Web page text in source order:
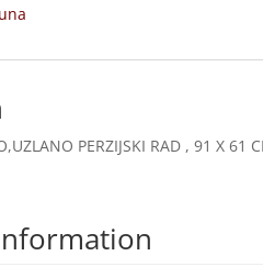
PERZIJSKI RAD , 91 X 61